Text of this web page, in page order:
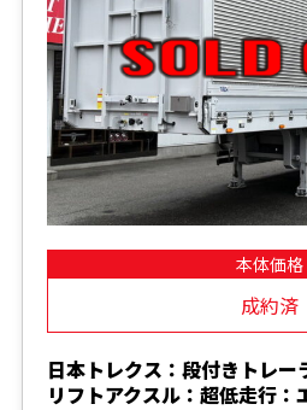
本体価格
成約済
日本トレクス：段付きトレー
リフトアクスル：超低走行：